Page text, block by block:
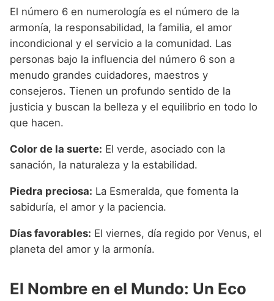
El número 6 en numerología es el número de la
armonía, la responsabilidad, la familia, el amor
incondicional y el servicio a la comunidad. Las
personas bajo la influencia del número 6 son a
menudo grandes cuidadores, maestros y
consejeros. Tienen un profundo sentido de la
justicia y buscan la belleza y el equilibrio en todo lo
que hacen.
Color de la suerte: El verde, asociado con la
sanación, la naturaleza y la estabilidad.
Piedra preciosa: La Esmeralda, que fomenta la
sabiduría, el amor y la paciencia.
Días favorables: El viernes, día regido por Venus, el
planeta del amor y la armonía.
El Nombre en el Mundo: Un Eco